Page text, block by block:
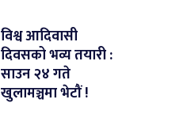
विश्व आदिवासी
दिवसको भव्य तयारी :
साउन २४ गते
खुलामञ्चमा भेटौं !